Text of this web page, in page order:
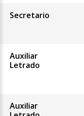
Secretario
Auxiliar
Letrado
Auxiliar